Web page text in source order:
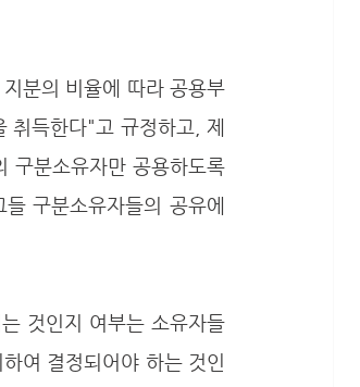
취득한다"고 규정하고, 제
구분소유자만 공용하도록
구분소유자들의 공유에
여 결정되어야 하는 것인